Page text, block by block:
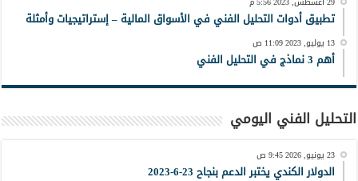
تطبيق أدوات التحليل الفني في الأسواق المالية – إستراتيجيات وأمثلة
13 يوليو, 2023 11:09 ص
أهم 3 نماذج في التحليل الفني
التحليل الفني اليومي
23 يونيو, 2026 9:45 ص
الدولار الكندي يختبر الدعم بنجاح 23-6-2023